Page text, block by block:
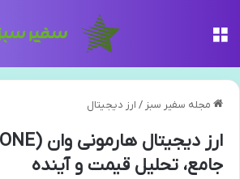
مجله سفیر سبز / ارز دیجیتال
جامع، تحلیل قیمت و آینده